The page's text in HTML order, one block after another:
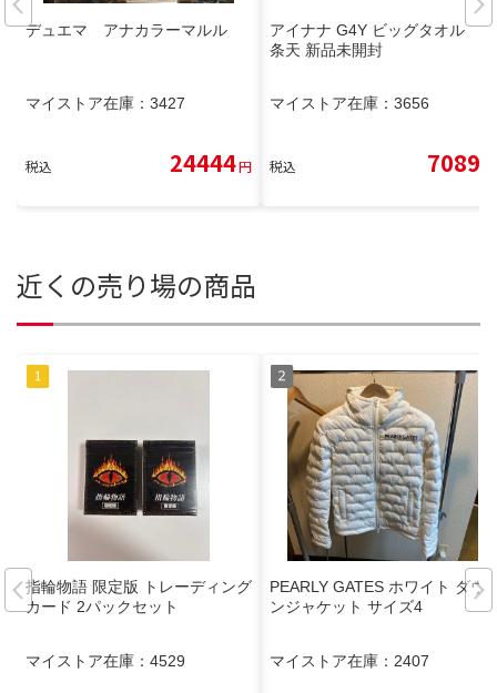
デュエマ アナカラーマルル
マイストア在庫： 3427
税込 24444円
アイナナ G4Y ビッグタオル 九
条天 新品未開封
マイストア在庫： 3656
税込 7089
近くの売り場の商品
指輪物語 限定版 トレーディング
カード 2パックセット
マイストア在庫： 4529
PEARLY GATES ホワイト ダウ
ンジャケット サイズ4
マイストア在庫： 2407